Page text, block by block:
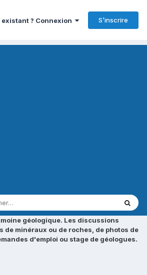
? Connexion S’inscrire
géologique. Les discussions
minéraux ou de roches, de photos de
d'emploi ou stage de géologues.